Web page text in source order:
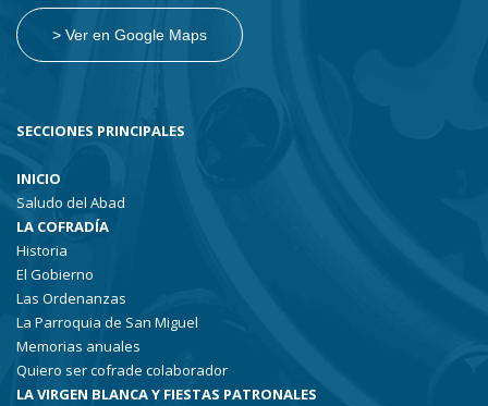
> Ver en Google Maps
SECCIONES PRINCIPALES
INICIO
Saludo del Abad
LA COFRADÍA
Historia
El Gobierno
Las Ordenanzas
La Parroquia de San Miguel
Memorias anuales
Quiero ser cofrade colaborador
LA VIRGEN BLANCA Y FIESTAS PATRONALES